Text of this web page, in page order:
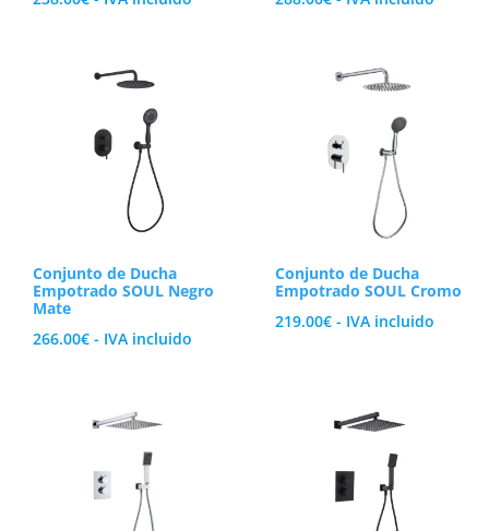
Conjunto de Ducha
Empotrado SOUL Negro
Mate
266.00€ - IVA incluido
Conjunto de Ducha
Empotrado SOUL Cromo
219.00€ - IVA incluido